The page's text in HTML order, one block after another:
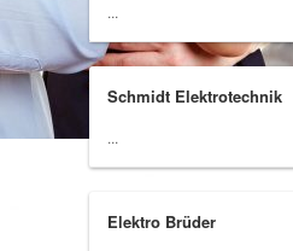
...
Schmidt Elektrotechnik
...
Elektro Brüder